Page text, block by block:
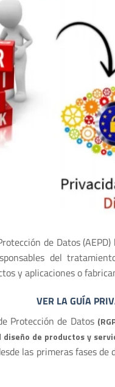
de Datos
del
y aplicaciones o
VER LA GUÍA
Protección de Datos
de productos y
las primeras fases